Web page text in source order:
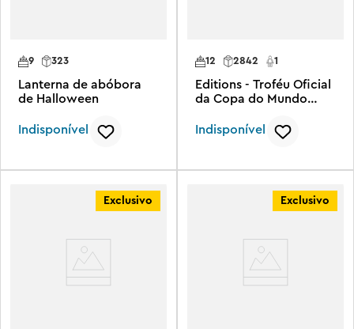
9 323
Lanterna de abóbora
de Halloween
Indisponível
2842 1
12
Editions - Troféu Oficial
da Copa do Mundo
Indisponível
Exclusivo Exclusivo